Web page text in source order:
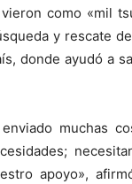
como «mil
y rescate
donde ayudó a
muchas
apoyo»,